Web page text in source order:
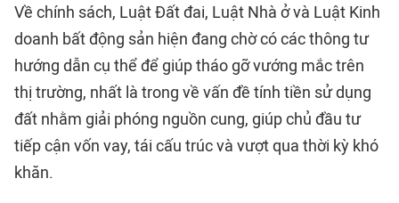
Về chính sách, Luật Đất đai, Luật Nhà ở và Luật Kinh
doanh bất động sản hiện đang chờ có các thông tư
hướng dẫn cụ thể để giúp tháo gỡ vướng mắc trên
thị trường, nhất là trong về vấn đề tính tiền sử dụng
đất nhằm giải phóng nguồn cung, giúp chủ đầu tư
tiếp cận vốn vay, tái cấu trúc và vượt qua thời kỳ khó
khăn.